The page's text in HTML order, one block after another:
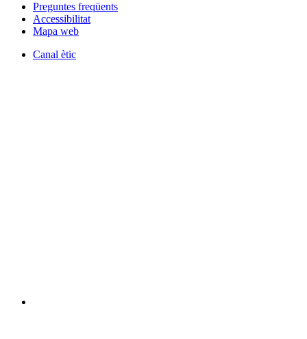
Preguntes freqüents
Accessibilitat
Mapa web
Canal ètic